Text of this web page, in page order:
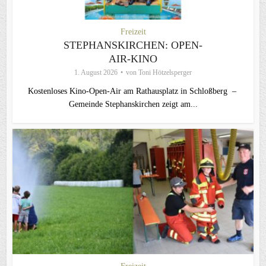
Freizeit
STEPHANSKIRCHEN: OPEN-
AIR-KINO
1. August 2026 von Toni Hötzelsperger
Kostenloses Kino-Open-Air am Rathausplatz in Schloßberg –
Gemeinde Stephanskirchen zeigt am...